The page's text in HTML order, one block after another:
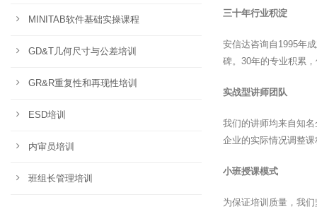
三十年行业积淀
安信达咨询自1995年
碑。30年的专业积累
实战型讲师团队
我们的讲师均来自知
企业的实际情况调整
小班授课模式
为保证培训质量，我
MINITAB软件基础实操课程
GD&T几何尺寸与公差培训
GR&R重复性和再现性培训
ESD培训
内审员培训
班组长管理培训